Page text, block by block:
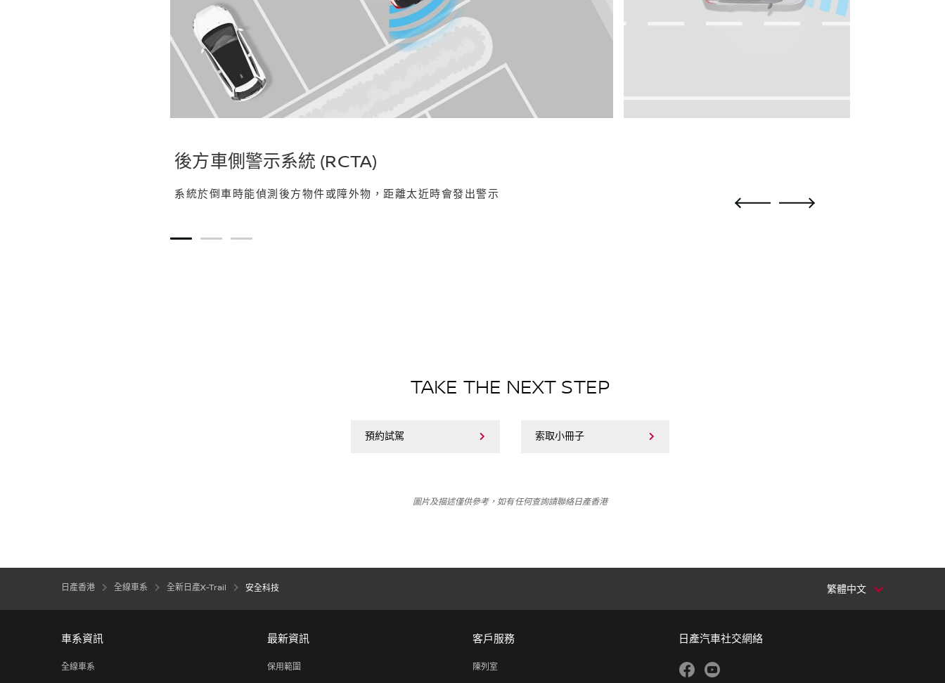
後方車側警示系統 (RCTA)
系統於倒車時能偵測後方物件或障外物，距離太近時會發出警示
1 2 3
TAKE THE NEXT STEP
預約試駕 索取小冊子
圖片及描述僅供參考，如有任何查詢請聯絡日產香港
日產香港 全線車系 全新日產X-Trail 安全科技 繁體中文
車系資訊
全線車系
最新資訊
保用範圍
客戶服務
陳列室
日產汽車社交網絡
facebookyoutube